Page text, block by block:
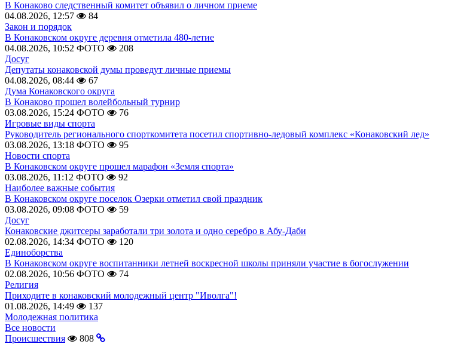
В Конаково следственный комитет объявил о личном приеме
04.08.2026, 12:57
84
Закон и порядок
В Конаковском округе деревня отметила 480-летие
04.08.2026, 10:52 ФОТО
208
Досуг
Депутаты конаковской думы проведут личные приемы
04.08.2026, 08:44
67
Дума Конаковского округа
В Конаково прошел волейбольный турнир
03.08.2026, 15:24 ФОТО
76
Игровые виды спорта
Руководитель регионального спорткомитета посетил спортивно-ледовый комплекс «Конаковский лед»
03.08.2026, 13:18 ФОТО
95
Новости спорта
В Конаковском округе прошел марафон «Земля спорта»
03.08.2026, 11:12 ФОТО
92
Наиболее важные события
В Конаковском округе поселок Озерки отметил свой праздник
03.08.2026, 09:08 ФОТО
59
Досуг
Конаковские джитсеры заработали три золота и одно серебро в Абу-Даби
02.08.2026, 14:34 ФОТО
120
Единоборства
В Конаковском округе воспитанники летней воскресной школы приняли участие в богослужении
02.08.2026, 10:56 ФОТО
74
Религия
Приходите в конаковский молодежный центр "Иволга"!
01.08.2026, 14:49
137
Молодежная политика
Все новости
Происшествия
808